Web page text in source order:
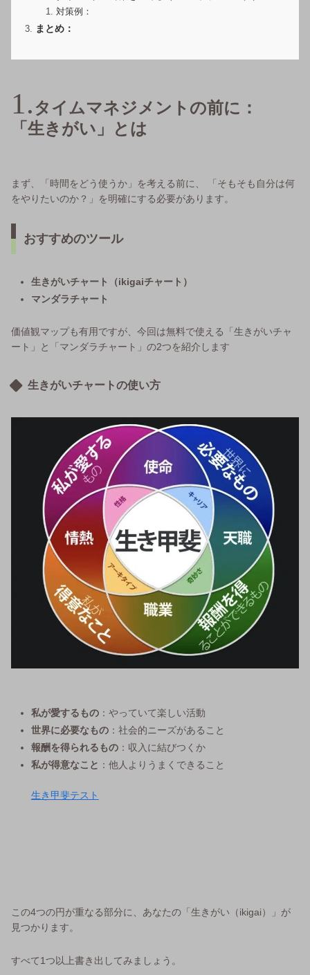
対策例：
まとめ：
タイムマネジメントの前に：
「生きがい」とは
まず、「時間をどう使うか」を考える前に、 「そもそも自分は何
をやりたいのか？」を明確にする必要があります。
おすすめのツール
生きがいチャート（ikigaiチャート）
マンダラチャート
価値観マップも有用ですが、今回は無料で使える「生きがいチャ
ート」と「マンダラチャート」の2つを紹介します
生きがいチャートの使い方
私が愛するもの：やっていて楽しい活動
世界に必要なもの：社会的ニーズがあること
報酬を得られるもの：収入に結びつくか
私が得意なこと ：他人よりうまくできること
生き甲斐テスト
この4つの円が重なる部分に、あなたの「生きがい（ikigai）」が
見つかります。
すべて1つ以上書き出してみましょう。